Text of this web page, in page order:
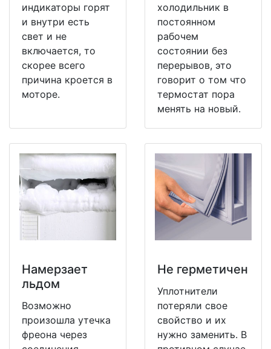
индикаторы горят
и внутри есть
свет и не
включается, то
скорее всего
причина кроется в
моторе.
холодильник в
постоянном
рабочем
состоянии без
перерывов, это
говорит о том что
термостат пора
менять на новый.
Намерзает
льдом
Возможно
произошла утечка
фреона через
Не герметичен
Уплотнители
потеряли свое
свойство и их
нужно заменить. В